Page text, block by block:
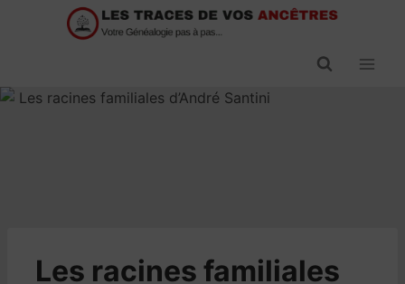
​Les racines familiales